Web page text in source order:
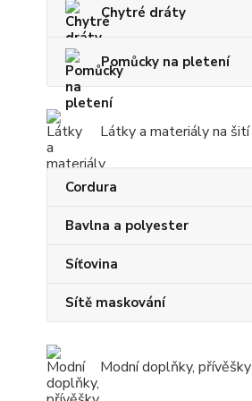
Chytré dráty
Pomůcky na pletení
Látky a materiály na šití
Cordura
Bavlna a polyester
Síťovina
Sítě maskování
Modní doplňky, přívěšky